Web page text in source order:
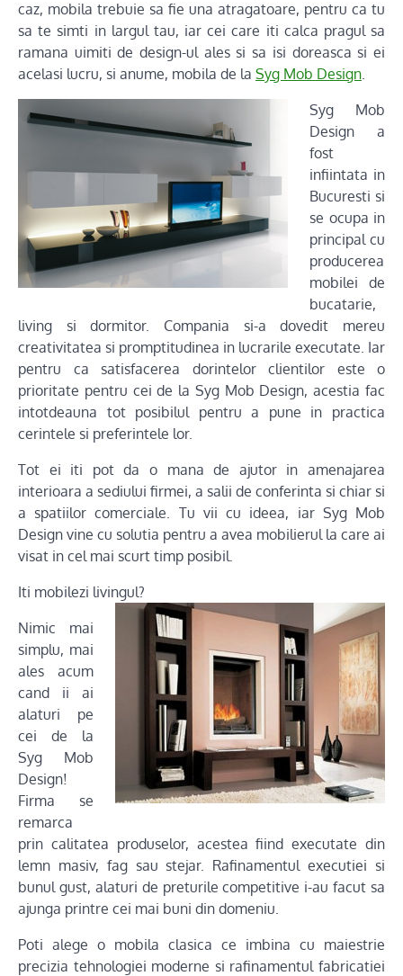
caz, mobila trebuie sa fie una atragatoare, pentru ca tu
sa te simti in largul tau, iar cei care iti calca pragul sa
ramana uimiti de design-ul ales si sa isi doreasca si ei
acelasi lucru, si anume, mobila de la Syg Mob Design
Syg Mob
Design a
fost
infiintata in
Bucuresti si
se ocupa in
principal cu
producerea
mobilei de
bucatarie,
living si dormitor. Compania si-a dovedit mereu
creativitatea si promptitudinea in lucrarile executate. Iar
pentru ca satisfacerea dorintelor clientilor este o
prioritate pentru cei de la Syg Mob Design, acestia fac
intotdeauna tot posibilul pentru a pune in practica
cerintele si preferintele lor.
Tot ei iti pot da o mana de ajutor in amenajarea
interioara a sediului firmei, a salii de conferinta si chiar si
a spatiilor comerciale. Tu vii cu ideea, iar Syg Mob
Design vine cu solutia pentru a avea mobilierul la care ai
visat in cel mai scurt timp posibil.
Iti mobilezi livingul?
Nimic mai
simplu, mai
ales acum
cand ii ai
alaturi pe
cei de la
Syg Mob
Design!
Firma se
remarca
prin calitatea produselor, acestea fiind executate din
lemn masiv, fag sau stejar. Rafinamentul executiei si
bunul gust, alaturi de preturile competitive i-au facut sa
ajunga printre cei mai buni din domeniu.
Poti alege o mobila clasica ce imbina cu maiestrie
precizia tehnologiei moderne si rafinamentul fabricatiei